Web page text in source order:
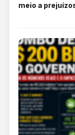
meio a